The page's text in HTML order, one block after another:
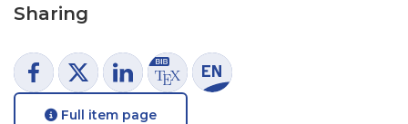
Sharing
Full item page